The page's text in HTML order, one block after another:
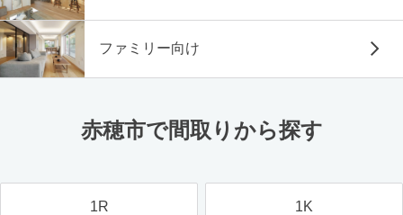
ファミリー向け
赤穂市で間取りから探す
1R 1K